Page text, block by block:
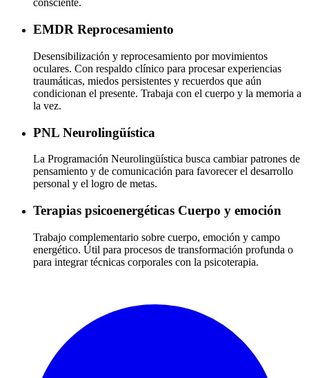
consciente.
EMDR Reprocesamiento
Desensibilización y reprocesamiento por movimientos
oculares. Con respaldo clínico para procesar experiencias
traumáticas, miedos persistentes y recuerdos que aún
condicionan el presente. Trabaja con el cuerpo y la memoria a
la vez.
PNL Neurolingüística
La Programación Neurolingüística busca cambiar patrones de
pensamiento y de comunicación para favorecer el desarrollo
personal y el logro de metas.
Terapias psicoenergéticas Cuerpo y emoción
Trabajo complementario sobre cuerpo, emoción y campo
energético. Útil para procesos de transformación profunda o
para integrar técnicas corporales con la psicoterapia.